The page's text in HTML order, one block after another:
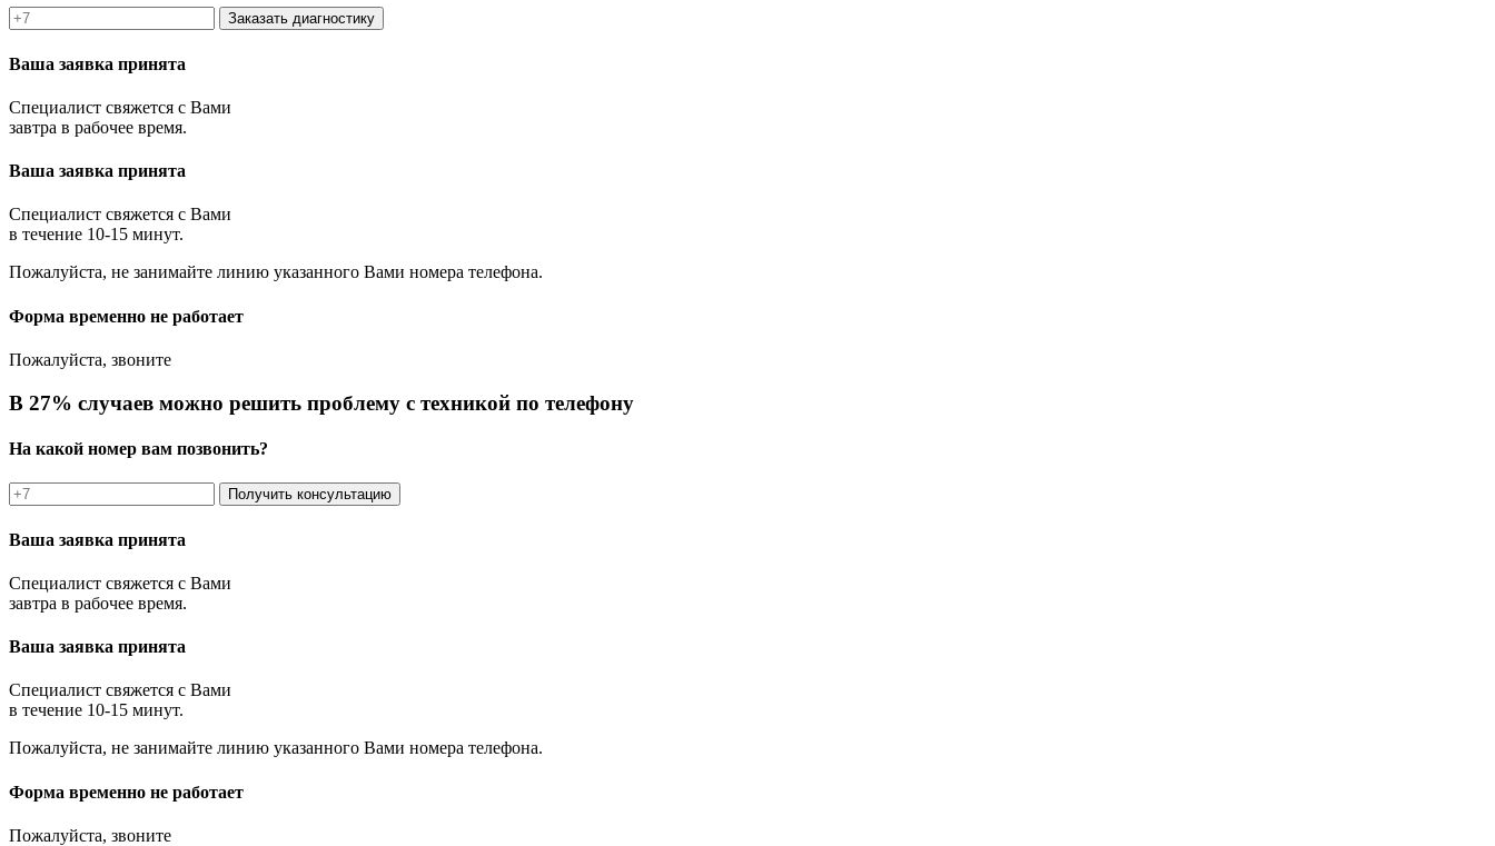
Заказать диагностику
Ваша заявка принята
Специалист свяжется с Вами
завтра в рабочее время.
Ваша заявка принята
Специалист свяжется с Вами
в течение 10-15 минут.
Пожалуйста, не занимайте линию указанного Вами номера телефона.
Форма временно не работает
Пожалуйста, звоните
В 27% случаев можно решить проблему с техникой по телефону
На какой номер вам позвонить?
Получить консультацию
Ваша заявка принята
Специалист свяжется с Вами
завтра в рабочее время.
Ваша заявка принята
Специалист свяжется с Вами
в течение 10-15 минут.
Пожалуйста, не занимайте линию указанного Вами номера телефона.
Форма временно не работает
Пожалуйста, звоните